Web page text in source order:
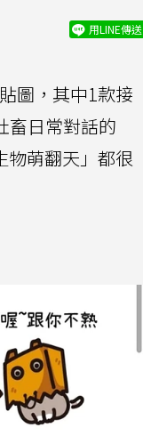
用LINE傳送
圖，其中1款接
畜日常對話的
萌翻天」都很